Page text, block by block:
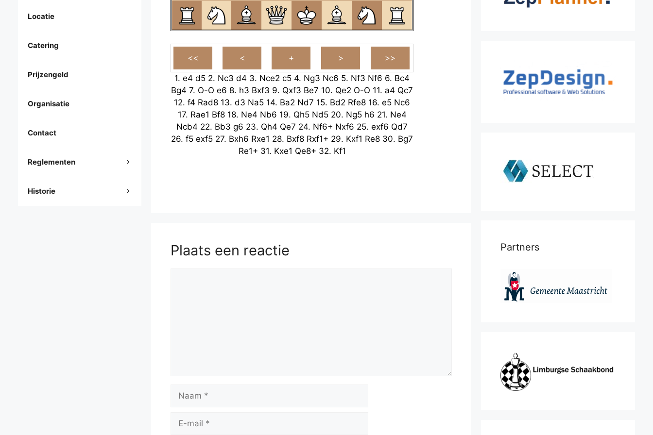
1. e4 d5 2. Nc3 d4 3. Nce2 c5 4. Ng3 Nc6 5. Nf3 Nf6 6. Bc4
Bg4 7. O-O e6 8. h3 Bxf3 9. Qxf3 Be7 10. Qe2 O-O 11. a4 Qc7
12. f4 Rad8 13. d3 Na5 14. Ba2 Nd7 15. Bd2 Rfe8 16. e5 Nc6
17. Rae1 Bf8 18. Ne4 Nb6 19. Qh5 Nd5 20. Ng5 h6 21. Ne4
Ncb4 22. Bb3 g6 23. Qh4 Qe7 24. Nf6+ Nxf6 25. exf6 Qd7
26. f5 exf5 27. Bxh6 Rxe1 28. Bxf8 Rxf1+ 29. Kxf1 Re8 30. Bg7
Re1+ 31. Kxe1 Qe8+ 32. Kf1
Plaats een reactie
mail
Locatie
Catering
Prijzengeld
Organisatie
Contact
Reglementen
Historie
Partners